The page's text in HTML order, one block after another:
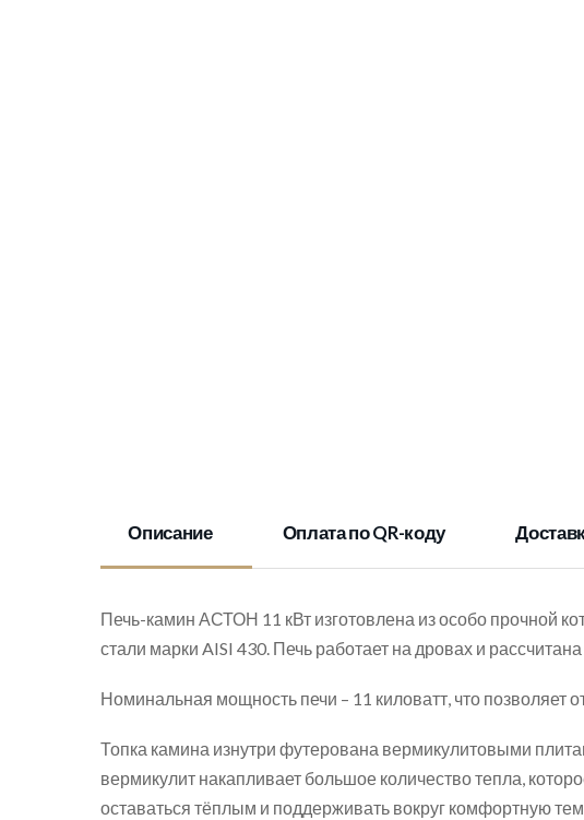
Описание Оплата по QR-коду
Печь-камин АСТОН 11 кВт изготовлена из особо прочной
стали марки AISI 430. Печь работает на дровах и
Номинальная мощность печи – 11 киловатт, что
Топка камина изнутри футерована вермикулитовыми
вермикулит накапливает большое количество тепла,
оставаться тёплым и поддерживать вокруг комфортную